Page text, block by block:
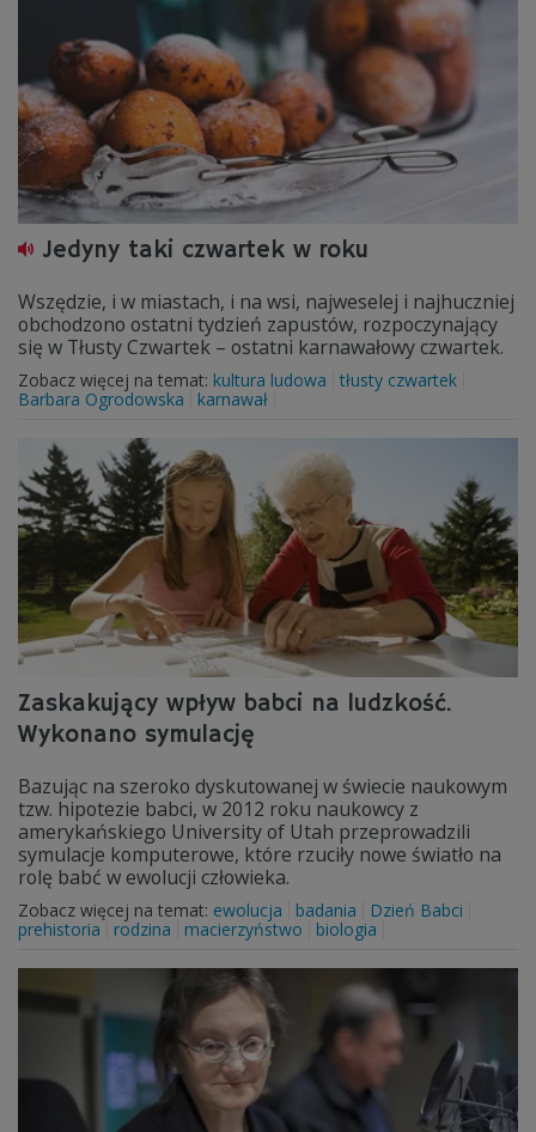
Jedyny taki czwartek w roku
Wszędzie, i w miastach, i na wsi, najweselej i najhuczniej
obchodzono ostatni tydzień zapustów, rozpoczynający
się w Tłusty Czwartek – ostatni karnawałowy czwartek.
Zobacz więcej na temat: kultura ludowa
tłusty czwartek
Barbara Ogrodowska
karnawał
Zaskakujący wpływ babci na ludzkość.
Wykonano symulację
Bazując na szeroko dyskutowanej w świecie naukowym
tzw. hipotezie babci, w 2012 roku naukowcy z
amerykańskiego University of Utah przeprowadzili
symulacje komputerowe, które rzuciły nowe światło na
rolę babć w ewolucji człowieka.
Zobacz więcej na temat: ewolucja badania
Dzień Babci
prehistoria
rodzina macierzyństwo biologia